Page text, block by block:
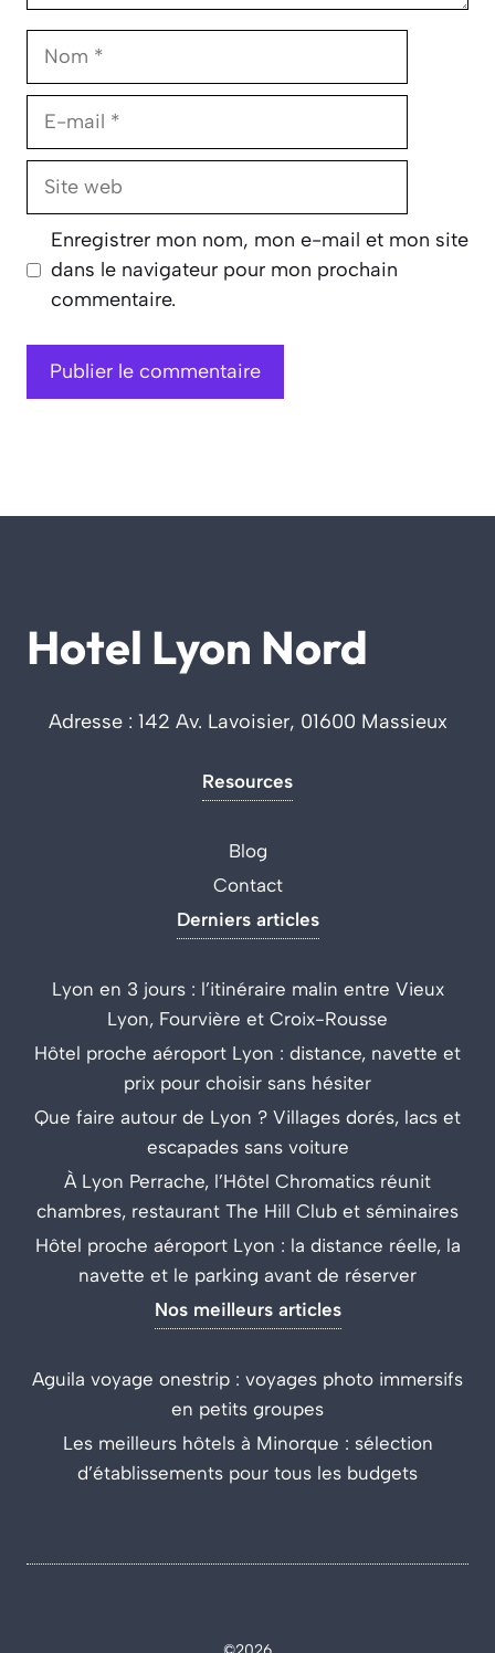
Nom
E-
Site
Enregistrer mon nom, mon e-mail et mon site
dans le navigateur pour mon prochain
commentaire.
Hotel Lyon Nord
Adresse : 142 Av. Lavoisier, 01600 Massieux
Resources
Blog
Contact
Derniers articles
Lyon en 3 jours : l’itinéraire malin entre Vieux
Lyon, Fourvière et Croix-Rousse
Hôtel proche aéroport Lyon : distance, navette et
prix pour choisir sans hésiter
Que faire autour de Lyon ? Villages dorés, lacs et
escapades sans voiture
À Lyon Perrache, l’Hôtel Chromatics réunit
chambres, restaurant The Hill Club et séminaires
Hôtel proche aéroport Lyon : la distance réelle, la
navette et le parking avant de réserver
Nos meilleurs articles
Aguila voyage onestrip : voyages photo immersifs
en petits groupes
Les meilleurs hôtels à Minorque : sélection
d’établissements pour tous les budgets